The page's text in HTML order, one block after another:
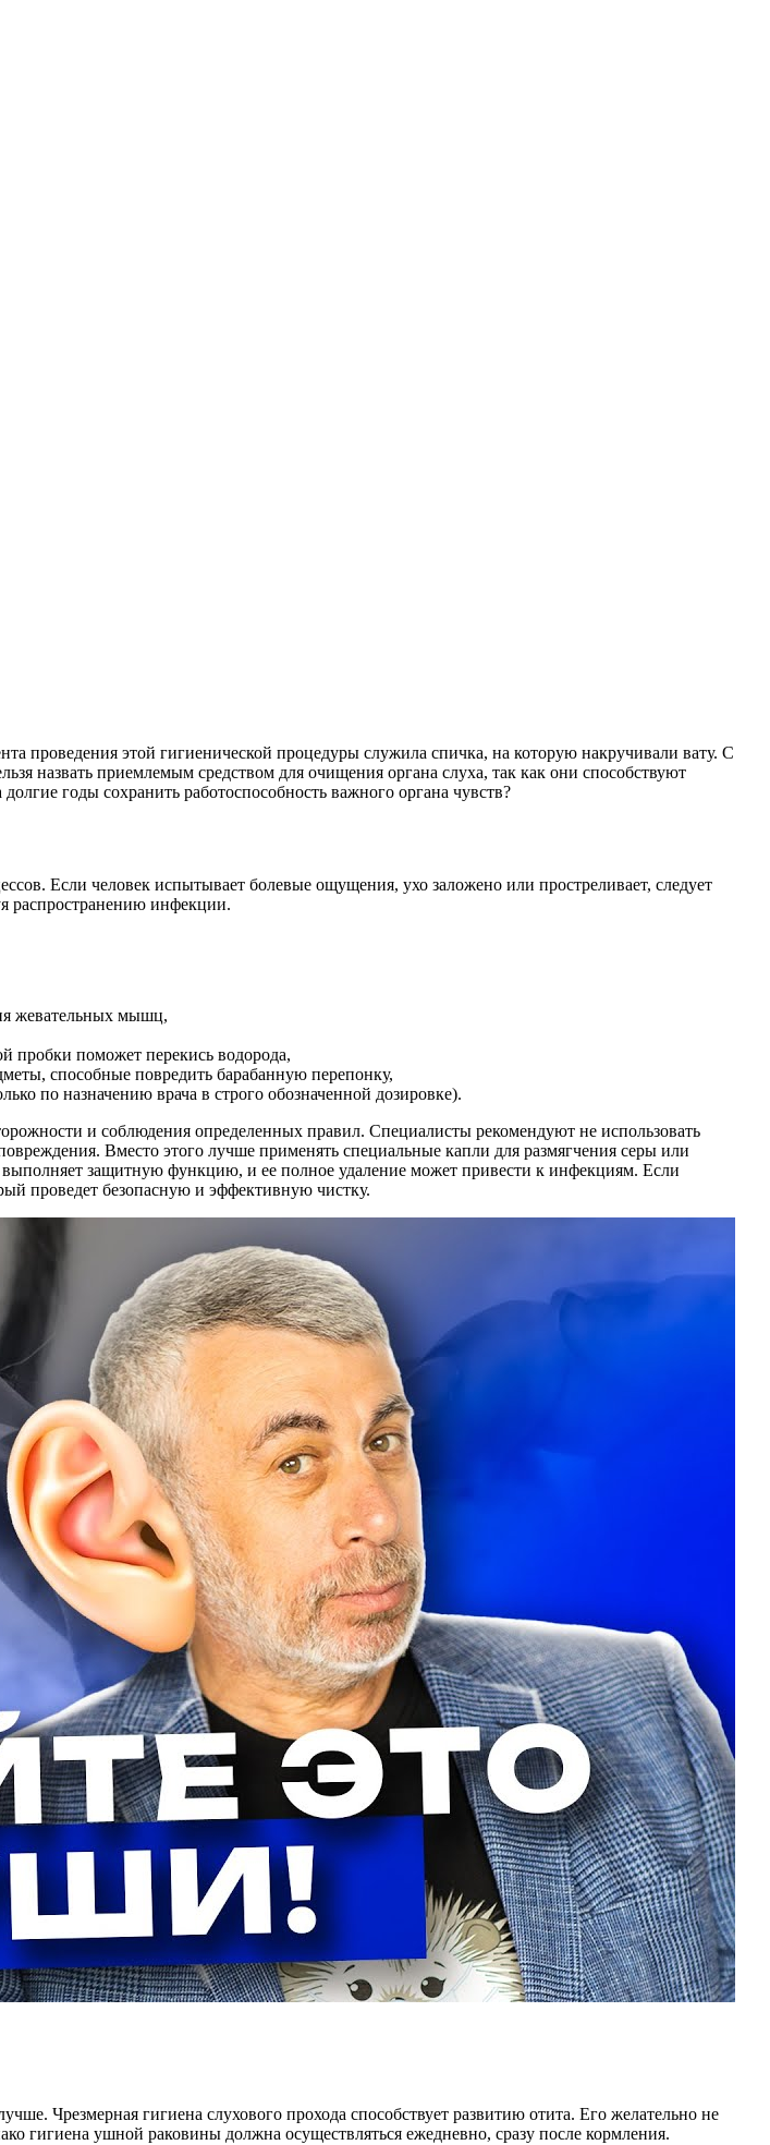
проведения этой гигиенической процедуры служила спичка, на которую накручивали вату. С
назвать приемлемым средством для очищения органа слуха, так как они способствуют
годы сохранить работоспособность важного органа чувств?
Если человек испытывает болевые ощущения, ухо заложено или простреливает, следует
распространению инфекции.
жевательных мышц,
пробки поможет перекись водорода,
способные повредить барабанную перепонку,
по назначению врача в строго обозначенной дозировке).
и соблюдения определенных правил. Специалисты рекомендуют не использовать
Вместо этого лучше применять специальные капли для размягчения серы или
защитную функцию, и ее полное удаление может привести к инфекциям. Если
проведет безопасную и эффективную чистку.
Чрезмерная гигиена слухового прохода способствует развитию отита. Его желательно не
гигиена ушной раковины должна осуществляться ежедневно, сразу после кормления.